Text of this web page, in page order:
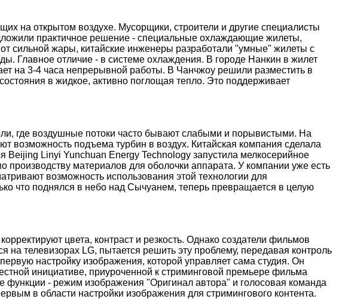
на открытом воздухе. Мусорщики, строители и другие специалисты
практичное решение - специальные охлаждающие жилеты,
сильной жары, китайские инженеры разработали "умные" жилеты с
Главное отличие - в системе охлаждения. В городе Нанкин в жилет
на 3-4 часа непрерывной работы. В Чанчжоу решили разместить в
в жидкое, активно поглощая тепло. Это поддерживает
где воздушные потоки часто бывают слабыми и порывистыми. На
возможность подъема турбин в воздух. Китайская компания сделала
Linyi Yunchuan Energy Technology запустила мелкосерийное
материалов для оболочки аппарата. У компании уже есть
возможность использования этой технологии для
что поднялся в небо над Сычуанем, теперь превращается в целую
цвета, контраст и резкость. Однако создатели фильмов
телевизорах LG, пытается решить эту проблему, передавая контроль
настройку изображения, которой управляет сама студия. Он
инициативе, приуроченной к стриминговой премьере фильма
функции - режим изображения "Оригинал автора" и голосовая команда
в области настройки изображения для стримингового контента.